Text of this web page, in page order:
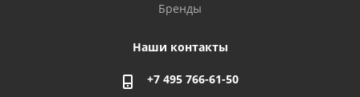
Бренды
Наши контакты
+7 495 766-61-50